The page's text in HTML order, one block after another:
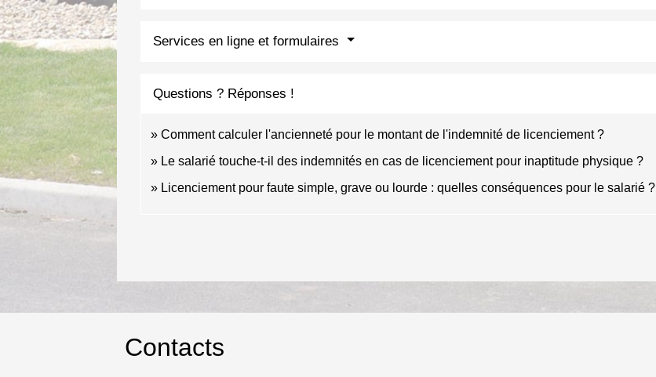
Services en ligne et formulaires
Questions ? Réponses !
Comment calculer l'ancienneté pour le montant de l'indemnité de licenciement ?
Le salarié touche-t-il des indemnités en cas de licenciement pour inaptitude physique ?
Licenciement pour faute simple, grave ou lourde : quelles conséquences pour le salarié ?
Contacts